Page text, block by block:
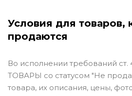
Условия для товаров,
продаются
Во исполнении требований
ТОВАРЫ со статусом "Не
товара, их описания, цены,